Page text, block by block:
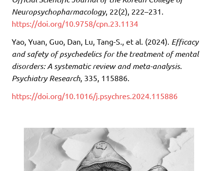
Neuropsychopharmacology, 22(2), 222–231.
https://doi.org/10.9758/cpn.23.1134
Yao, Yuan, Guo, Dan, Lu, Tang-S., et al. (2024). Efficacy
and safety of psychedelics for the treatment of mental
disorders: A systematic review and meta-analysis.
Psychiatry Research, 335, 115886.
https://doi.org/10.1016/j.psychres.2024.115886